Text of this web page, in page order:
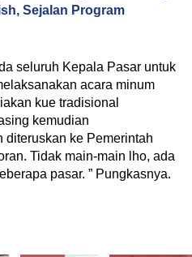
Sejalan Program
seluruh Kepala Pasar untuk
acara minum
kue tradisional
kemudian
diteruskan ke Pemerintah
Tidak main-main lho, ada
pasar. ” Pungkasnya.